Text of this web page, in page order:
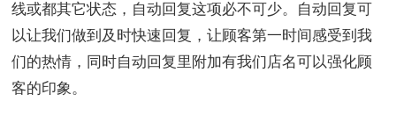
线或都其它状态，自动回复这项必不可少。自动回复可
以让我们做到及时快速回复，让顾客第一时间感受到我
们的热情，同时自动回复里附加有我们店名可以强化顾
客的印象。